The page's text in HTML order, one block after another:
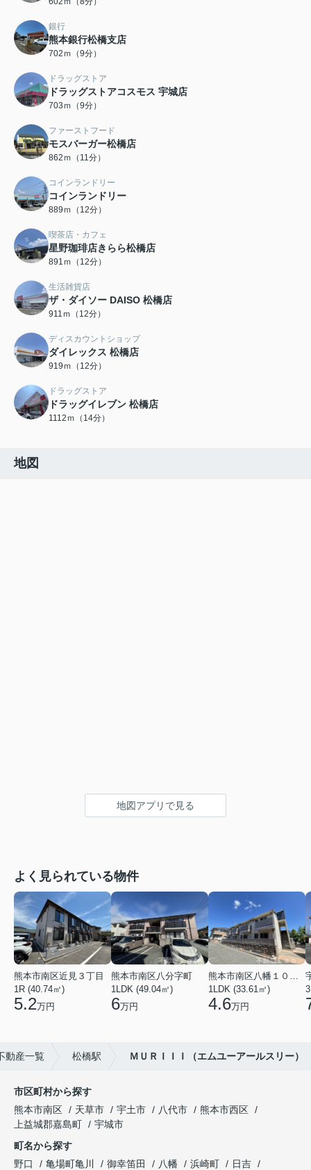
銀行
熊本銀行松橋支店
702ｍ（9分）
ドラッグストア
ドラッグストアコスモス 宇城店
703ｍ（9分）
ファーストフード
モスバーガー松橋店
862ｍ（11分）
コインランドリー
コインランドリー
889ｍ（12分）
喫茶店・カフェ
星野珈琲店きらら松橋店
891ｍ（12分）
生活雑貨店
ザ・ダイソー DAISO 松橋店
911ｍ（12分）
ディスカウントショップ
ダイレックス 松橋店
919ｍ（12分）
ドラッグストア
ドラッグイレブン 松橋店
1112ｍ（14分）
地図
地図アプリで見る
よく見られている物件
熊本市南区近見３丁目
1R (40.74㎡)
5.2万円
熊本市南区八分字町
1LDK (49.04㎡)
6万円
熊本市南区八幡１０丁目
1LDK (33.61㎡)
4.6万円
動産一覧 松橋駅 ＭＵＲＩＩＩ（エムユーアールスリー）
市区町村から探す
熊本市南区
天草市 宇土市 八代市
熊本市西区
上益城郡嘉島町
宇城市
町名から探す
野口
亀場町亀川 御幸笛田 八幡 浜崎町
日吉